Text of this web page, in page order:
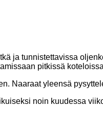
ja tunnistettavissa
pitkissä
Naaraat yleensä
noin kuudessa